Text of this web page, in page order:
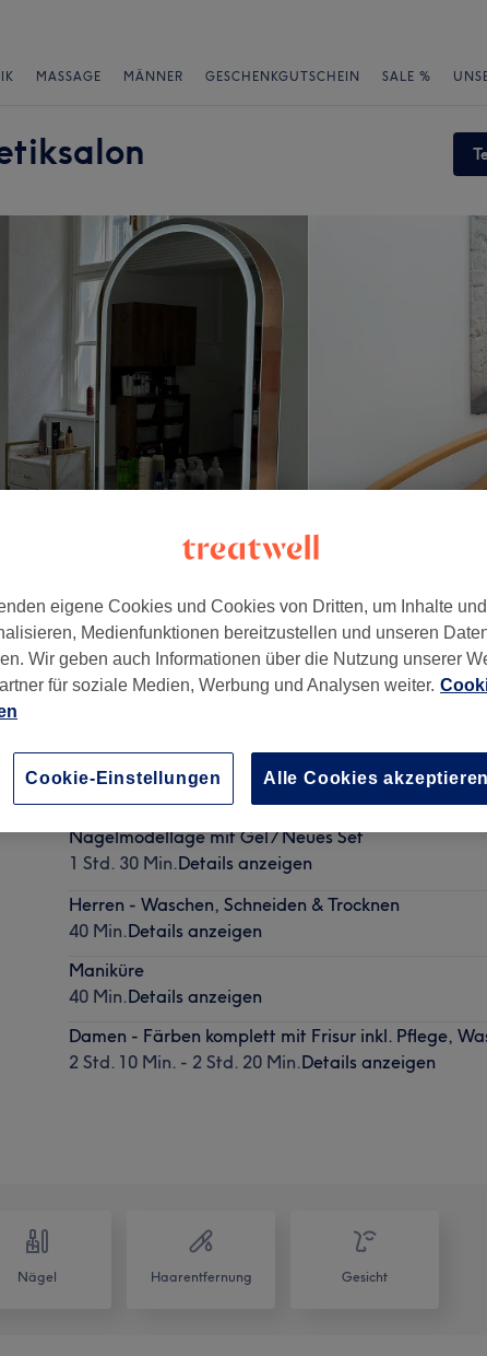
MASSAGE MÄNNER GESCHENKGUTSCHEIN SALE %
Damen - Waschen, Schneiden & Föhnen & Pflege
Nagelmodellage mit Gel / Neues Set
1 Std. 30 Min.Details anzeigen
Herren - Waschen, Schneiden & Trocknen
40 Min.Details anzeigen
Maniküre
40 Min.Details anzeigen
Damen - Färben komplett mit Frisur inkl. Pflege,
2 Std. 10 Min. - 2 Std. 20 Min.Details anzeigen
Nägel Haarentfernung Gesicht
eigene Cookies und Cookies von Dritten, um Inhalte
Medienfunktionen bereitzustellen und unseren
Wir geben auch Informationen über die Nutzung unserer
für soziale Medien, Werbung und Analysen weiter.
Alle Cookies
Cookie-Einstellungen